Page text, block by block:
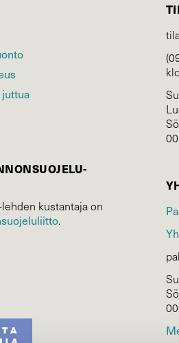
kustantaja on
.